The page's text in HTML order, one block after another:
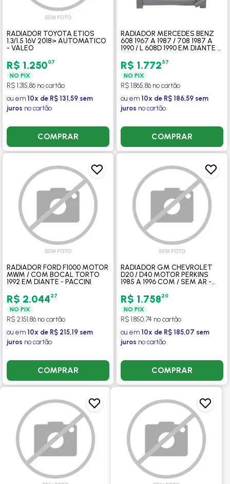
RADIADOR TOYOTA ETIOS
1.3/1.5 16V 2018> AUTOMATICO
- VALEO
R$ 1.25007
NO PIX
R$ 1.315,86 no cartão
ou em 10x de R$ 131,59 sem
juros no cartão
COMPRAR
RADIADOR MERCEDES BENZ
608 1967 A 1987 / 708 1987 A
1990 / L 608D 1990 EM DIANTE /
R$ 1.77257
NO PIX
R$ 1.865,86 no cartão
ou em 10x de R$ 186,59 sem
juros no cartão
COMPRAR
RADIADOR FORD F1000 MOTOR
MWM / COM BOCAL TORTO
1992 EM DIANTE - PACCINI
R$ 2.04427
NO PIX
R$ 2.151,86 no cartão
ou em 10x de R$ 215,19 sem
juros no cartão
COMPRAR
RADIADOR GM CHEVROLET
D20 / D40 MOTOR PERKINS
1985 A 1996 COM / SEM AR -
R$ 1.75820
NO PIX
R$ 1.850,74 no cartão
ou em 10x de R$ 185,07 sem
juros no cartão
COMPRAR